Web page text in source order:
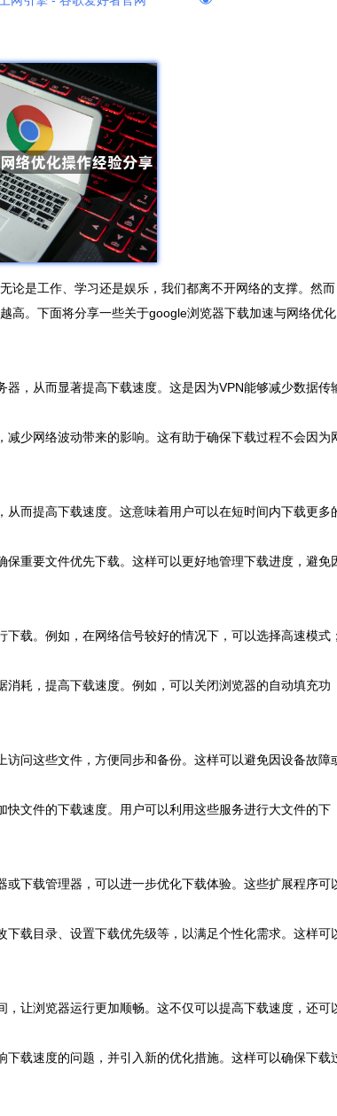
是工作、学习还是娱乐，我们都离不开网络的支撑。然而
高。下面将分享一些关于google浏览器下载加速与网络优化
，从而显著提高下载速度。这是因为VPN能够减少数据传
少网络波动带来的影响。这有助于确保下载过程不会因为
而提高下载速度。这意味着用户可以在短时间内下载更多
重要文件优先下载。这样可以更好地管理下载进度，避免
载。例如，在网络信号较好的情况下，可以选择高速模式；
耗，提高下载速度。例如，可以关闭浏览器的自动填充功
问这些文件，方便同步和备份。这样可以避免因设备故障
文件的下载速度。用户可以利用这些服务进行大文件的下
下载管理器，可以进一步优化下载体验。这些扩展程序可
载目录、设置下载优先级等，以满足个性化需求。这样可
让浏览器运行更加顺畅。这不仅可以提高下载速度，还可
载速度的问题，并引入新的优化措施。这样可以确保下载